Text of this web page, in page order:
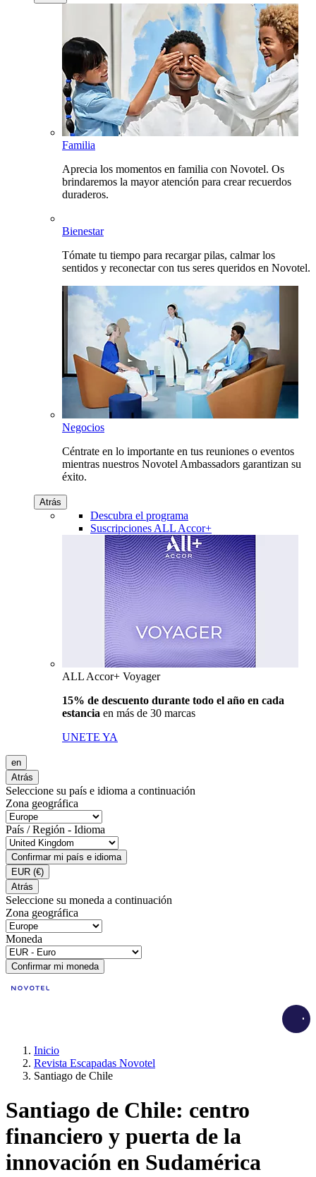
Familia
Aprecia los momentos en familia con Novotel. Os
brindaremos la mayor atención para crear recuerdos
duraderos.
Bienestar
Tómate tu tiempo para recargar pilas, calmar los
sentidos y reconectar con tus seres queridos en Novotel.
Negocios
Céntrate en lo importante en tus reuniones o eventos
mientras nuestros Novotel Ambassadors garantizan su
éxito.
Atrás
Descubra el programa
Suscripciones ALL Accor+
ALL Accor+ Voyager
15% de descuento durante todo el año en cada
estancia en más de 30 marcas
UNETE YA
en
Atrás
Seleccione su país e idioma a continuación
Zona geográfica
País / Región - Idioma
Confirmar mi país e idioma
EUR (€)
Atrás
Seleccione su moneda a continuación
Zona geográfica
Moneda
Confirmar mi moneda
Inicio
Revista Escapadas Novotel
Santiago de Chile
Santiago de Chile: centro
financiero y puerta de la
innovación en Sudamérica